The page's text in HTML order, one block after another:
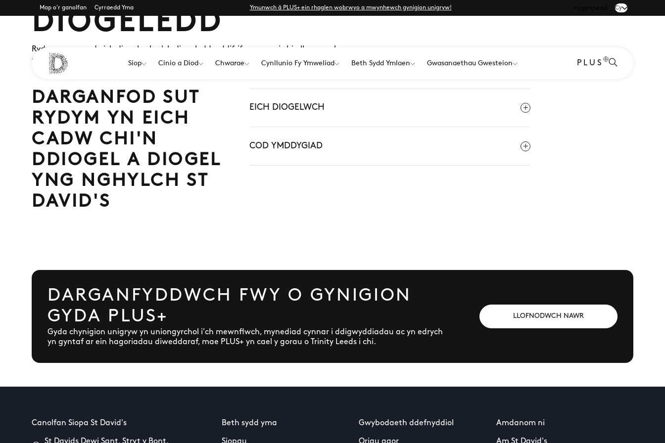
Map o'r ganolfan Cyrraedd Yma Ymunwch â PLUS+ ein rhaglen wobrwyo a mwynhewch gynigion unigryw! Cy
Siop Cinio a Diod Chwarae Cynllunio Fy Ymweliad Beth Sydd Ymlaen Gwasanaethau Gwesteion PLUS
DIOGELEDD
Rydym yn cymryd eich diogelwch a'ch diogeledd o ddifrif er mwyn i chi allu mwynhau
diwrnod ymlaciol.
DARGANFOD SUT
RYDYM YN EICH
CADW CHI'N
DDIOGEL A DIOGEL
YNG NGHYLCH ST
DAVID'S
EICH DIOGELWCH
COD YMDDYGIAD
DARGANFYDDWCH FWY O GYNIGION
GYDA PLUS+
Gyda chynigion unigryw yn uniongyrchol i'ch mewnflwch, mynediad cynnar i ddigwyddiadau ac yn edrych
yn gyntaf ar ein hagoriadau diweddaraf, mae PLUS+ yn cael y gorau o Trinity Leeds i chi.
LLOFNODWCH NAWR
Canolfan Siopa St David's Beth sydd yma Gwybodaeth ddefnyddiol Amdanom ni